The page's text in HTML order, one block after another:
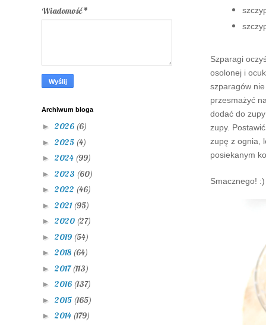
Szparagi
osolonej i
szparagów
przesmażyć
dodać do
zupy.
zupę z ognia,
posiekanym
Smacznego! :)
Wiadomość*
Archiwum bloga
► 2026 (6)
► 2025 (4)
► 2024 (99)
► 2023 (60)
► 2022 (46)
► 2021 (95)
► 2020 (27)
► 2019 (54)
► 2018 (64)
► 2017(113)
► 2016 (137)
► 2015 (165)
► 2014 (179)